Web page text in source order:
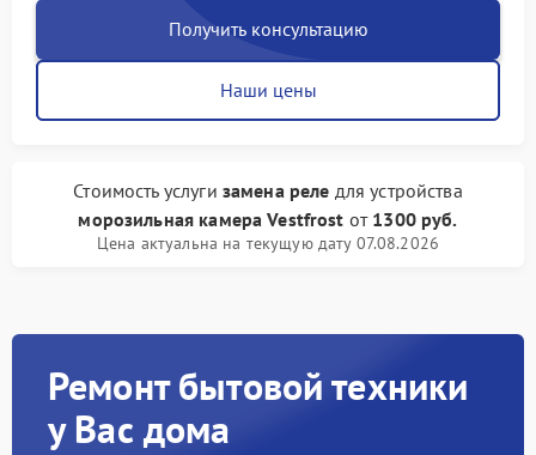
Получить консультацию
Наши цены
Стоимость услуги замена реле для устройства
морозильная камера Vestfrost от 1300 руб.
Цена актуальна на текущую дату 07.08.2026
Ремонт бытовой техники
у Вас дома